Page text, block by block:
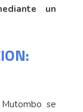
un
se